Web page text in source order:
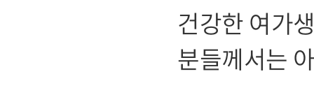
건강한 여가
분들께서는